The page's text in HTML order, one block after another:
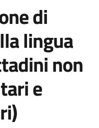
di
lingua
non
e